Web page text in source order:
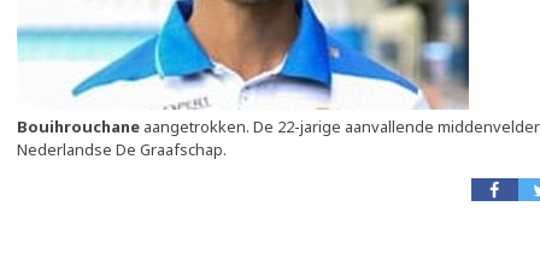
Bouihrouchane aangetrokken. De 22-jarige aanvallende
Nederlandse De Graafschap.